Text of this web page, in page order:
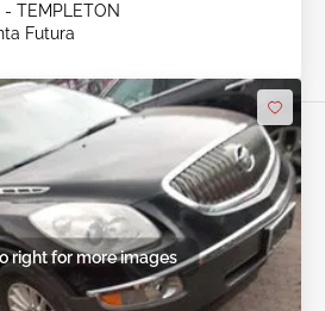
- TEMPLETON
Futura
right for more images